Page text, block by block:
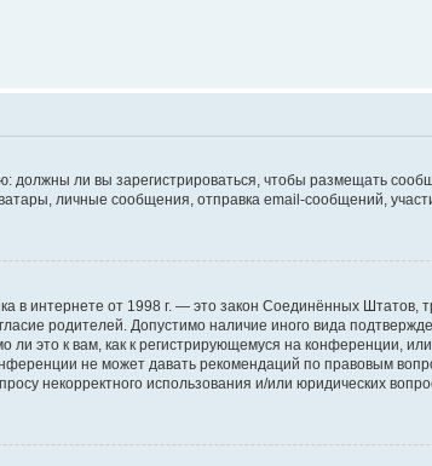
должны ли вы зарегистрироваться, чтобы размещать
личные сообщения, отправка email-сообщений,
в интернете от 1998 г. — это закон Соединённых Штатов,
родителей. Допустимо наличие иного вида
это к вам, как к регистрирующемуся на конференции,
не может давать рекомендаций по правовым
некорректного использования и/или юридических